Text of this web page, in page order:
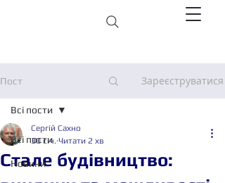
Пост Зареєструватися
Всі пости
Новини
Всі пости
Стале будівництво:
Сергій Сахно
30 січ. Читати 2 хв